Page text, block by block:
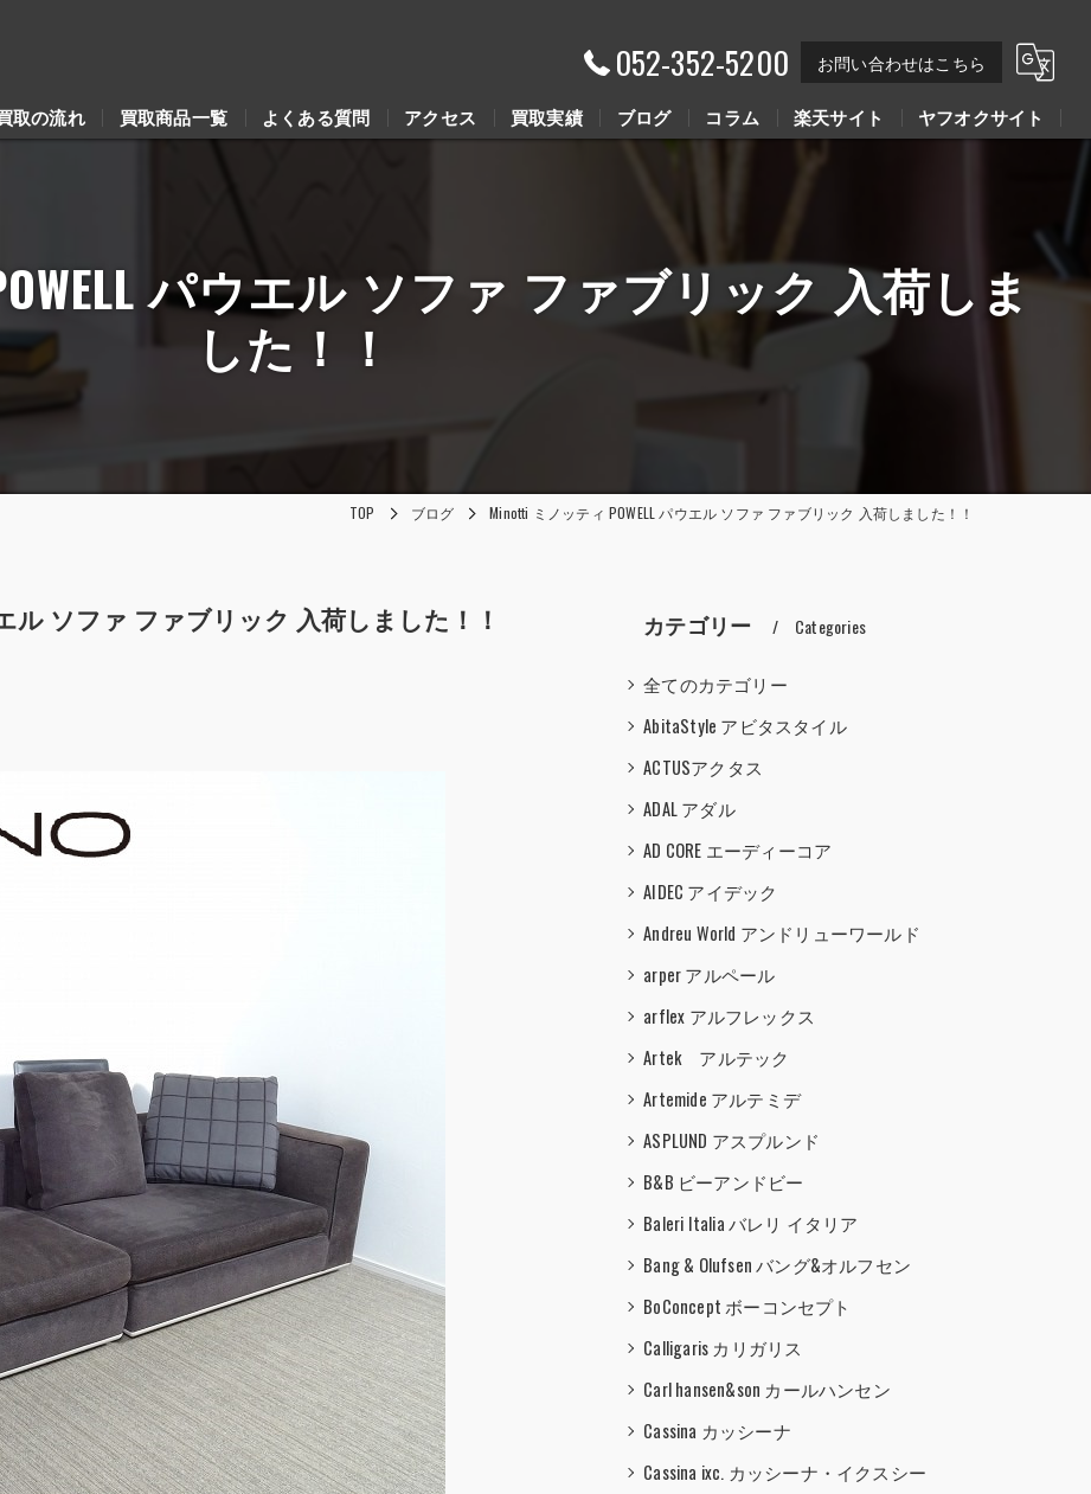
052-352-5200 お問い合わせはこちら
取の流れ 買取商品一覧 よくある質問 アクセス 買取実績 ブログ
Youtube動画
コラム 楽天サイト ヤフオクサイト
パウエル ソファ ファブリック 入荷しま
した！！
TOP ブログ Minotti ミノッティ POWELL パウエル ソファ ファブリック 入荷しました！！
ル ソファ ファブリック 入荷しました！！ カテゴリー Categories
全てのカテゴリー
AbitaStyle アビタスタイル
ACTUSアクタス
ADAL アダル
AD CORE エーディーコア
AIDEC アイデック
Andreu World アンドリューワールド
arper アルペール
arflex アルフレックス
Artek アルテック
Artemide アルテミデ
ASPLUND アスプルンド
B&B ビーアンドビー
Baleri Italia バレリ イタリア
Bang & Olufsen バング&オルフセン
BoConcept ボーコンセプト
Calligaris カリガリス
Carl hansen&son カールハンセン
Cassina カッシーナ
Cassina ixc. カッシーナ・イクスシー